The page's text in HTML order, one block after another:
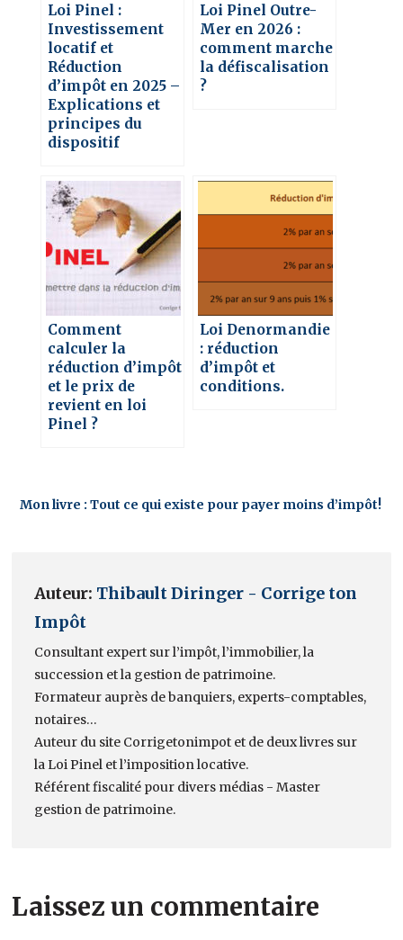
Loi Pinel :
Investissement
locatif et
Réduction
d’impôt en 2025 –
Explications et
principes du
dispositif
Loi Pinel Outre-
Mer en 2026 :
comment marche
la défiscalisation
?
Comment
calculer la
réduction d’impôt
et le prix de
revient en loi
Pinel ?
Loi Denormandie
: réduction
d’impôt et
conditions.
Mon livre : Tout ce qui existe pour payer moins d’impôt!
Auteur: Thibault Diringer - Corrige ton
Impôt
Consultant expert sur l’impôt, l’immobilier, la
succession et la gestion de patrimoine.
Formateur auprès de banquiers, experts-comptables,
notaires…
Auteur du site Corrigetonimpot et de deux livres sur
la Loi Pinel et l’imposition locative.
Référent fiscalité pour divers médias - Master
gestion de patrimoine.
Laissez un commentaire